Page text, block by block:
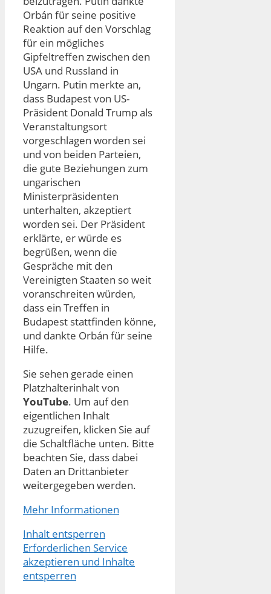
Orbán für seine positive
Reaktion auf den Vorschlag
für ein mögliches
Gipfeltreffen zwischen den
USA und Russland in
Ungarn. Putin merkte an,
dass Budapest von US-
Präsident Donald Trump als
Veranstaltungsort
vorgeschlagen worden sei
und von beiden Parteien,
die gute Beziehungen zum
ungarischen
Ministerpräsidenten
unterhalten, akzeptiert
worden sei. Der Präsident
erklärte, er würde es
begrüßen, wenn die
Gespräche mit den
Vereinigten Staaten so weit
voranschreiten würden,
dass ein Treffen in
Budapest stattfinden könne,
und dankte Orbán für seine
Hilfe.
Sie sehen gerade einen
Platzhalterinhalt von
YouTube. Um auf den
eigentlichen Inhalt
zuzugreifen, klicken Sie auf
die Schaltfläche unten. Bitte
beachten Sie, dass dabei
Daten an Drittanbieter
weitergegeben werden.
Mehr Informationen
Inhalt entsperren
Erforderlichen Service
akzeptieren und Inhalte
entsperren